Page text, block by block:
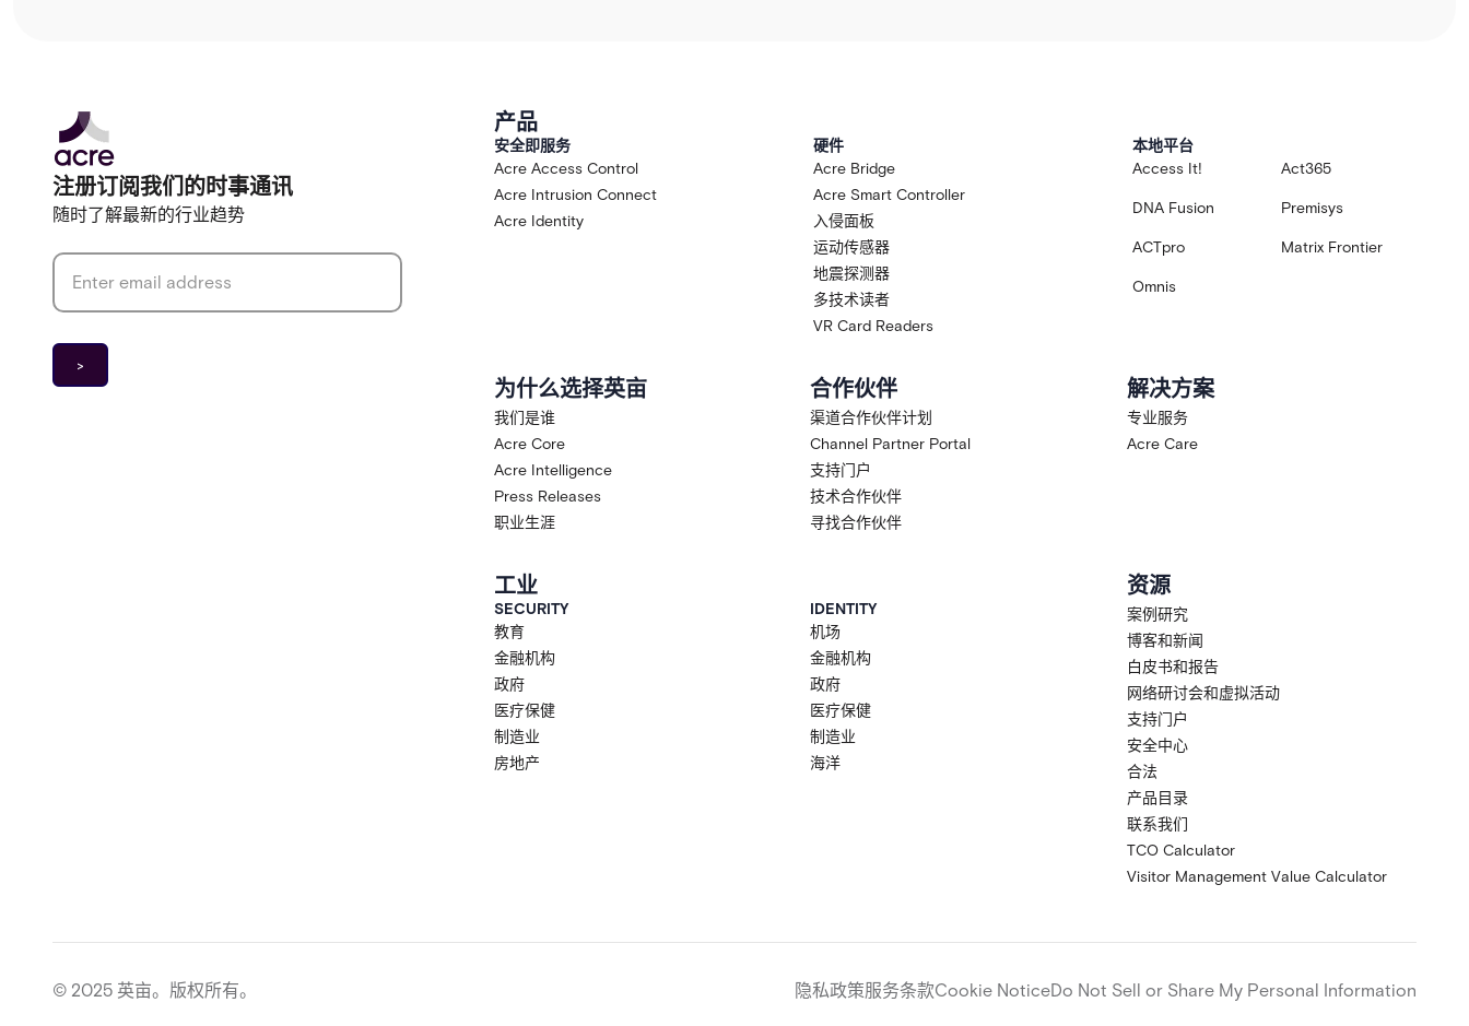
注册订阅我们的时事通讯
随时了解最新的行业趋势
产品
安全即服务
Acre Access Control
Acre Intrusion Connect
Acre Identity
硬件
Acre Bridge
Acre Smart Controller
入侵面板
运动传感器
地震探测器
多技术读者
VR Card Readers
本地平台
Access It!
Act365
DNA Fusion Premisys
ACTpro Matrix Frontier
Omnis
为什么选择英亩
我们是谁
Acre Core
Acre Intelligence
Press Releases
职业生涯
合作伙伴
渠道合作伙伴计划
Channel Partner Portal
支持门户
技术合作伙伴
寻找合作伙伴
解决方案
专业服务
Acre Care
工业
SECURITY
教育
金融机构
政府
医疗保健
制造业
房地产
IDENTITY
机场
金融机构
政府
医疗保健
制造业
海洋
资源
案例研究
博客和新闻
白皮书和报告
网络研讨会和虚拟活动
支持门户
安全中心
合法
产品目录
联系我们
TCO Calculator
Visitor Management Value Calculator
© 2025 英亩。版权所有。 隐私政策服务条款Cookie NoticeDo Not Sell or Share My Personal Information